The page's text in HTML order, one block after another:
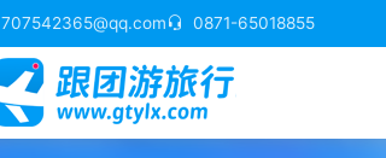
707542365@qq.com 0871-65018855